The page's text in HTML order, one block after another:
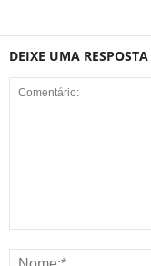
DEIXE UMA RESPOSTA